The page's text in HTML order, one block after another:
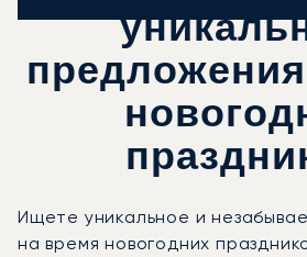
предложения
Ищете уникальное и
на время новогодних